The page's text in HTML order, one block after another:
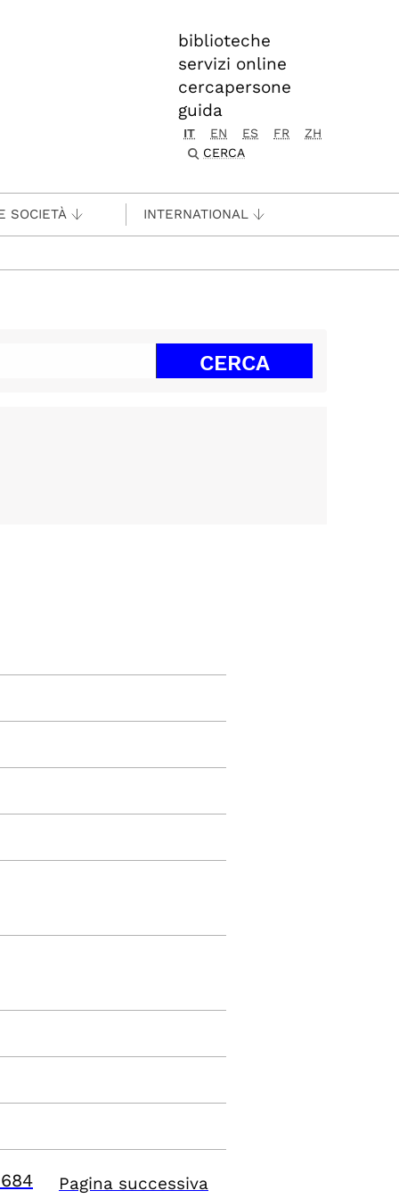
biblioteche
servizi online
cercapersone
guida
IT EN ES FR
ZH
CERCA
SOCIETÀ INTERNATIONAL
Pagina successiva